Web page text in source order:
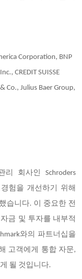
Corporation, BNP
CREDIT SUISSE
Co., Julius Baer Group,
회사인 Schroders
경험을 개선하기 위해
습니다. 이 중요한 전
금 및 투자를 내부적
와의 파트너십을
고객에게 통합 자문,
될 것입니다.